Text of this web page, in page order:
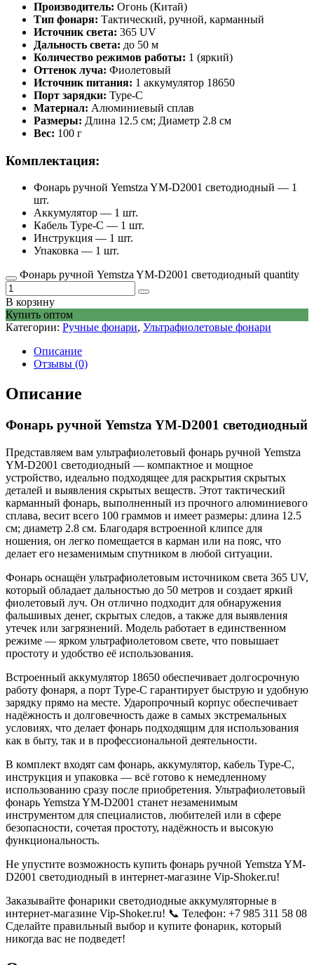
Производитель: Огонь (Китай)
Тип фонаря: Тактический, ручной, карманный
Источник света: 365 UV
Дальность света: до 50 м
Количество режимов работы: 1 (яркий)
Оттенок луча: Фиолетовый
Источник питания: 1 аккумулятор 18650
Порт зарядки: Type-C
Материал: Алюминиевый сплав
Размеры: Длина 12.5 см; Диаметр 2.8 см
Вес: 100 г
Комплектация:
Фонарь ручной Yemstza YM-D2001 светодиодный — 1
шт.
Аккумулятор — 1 шт.
Кабель Type-C — 1 шт.
Инструкция — 1 шт.
Упаковка — 1 шт.
Фонарь ручной Yemstza YM-D2001 светодиодный quantity
В корзину
Купить оптом
Категории: Ручные фонари, Ультрафиолетовые фонари
Описание
Отзывы (0)
Описание
Фонарь ручной Yemstza YM-D2001 светодиодный
Представляем вам ультрафиолетовый фонарь ручной Yemstza
YM-D2001 светодиодный — компактное и мощное
устройство, идеально подходящее для раскрытия скрытых
деталей и выявления скрытых веществ. Этот тактический
карманный фонарь, выполненный из прочного алюминиевого
сплава, весит всего 100 граммов и имеет размеры: длина 12.5
см; диаметр 2.8 см. Благодаря встроенной клипсе для
ношения, он легко помещается в карман или на пояс, что
делает его незаменимым спутником в любой ситуации.
Фонарь оснащён ультрафиолетовым источником света 365 UV,
который обладает дальностью до 50 метров и создает яркий
фиолетовый луч. Он отлично подходит для обнаружения
фальшивых денег, скрытых следов, а также для выявления
утечек или загрязнений. Модель работает в единственном
режиме — ярком ультрафиолетовом свете, что повышает
простоту и удобство её использования.
Встроенный аккумулятор 18650 обеспечивает долгосрочную
работу фонаря, а порт Type-C гарантирует быструю и удобную
зарядку прямо на месте. Ударопрочный корпус обеспечивает
надёжность и долговечность даже в самых экстремальных
условиях, что делает фонарь подходящим для использования
как в быту, так и в профессиональной деятельности.
В комплект входят сам фонарь, аккумулятор, кабель Type-C,
инструкция и упаковка — всё готово к немедленному
использованию сразу после приобретения. Ультрафиолетовый
фонарь Yemstza YM-D2001 станет незаменимым
инструментом для специалистов, любителей или в сфере
безопасности, сочетая простоту, надёжность и высокую
функциональность.
Не упустите возможность купить фонарь ручной Yemstza YM-
D2001 светодиодный в интернет-магазине Vip-Shoker.ru!
Заказывайте фонарики светодиодные аккумуляторные в
интернет-магазине Vip-Shoker.ru! 📞 Телефон: +7 985 311 58 08
Сделайте правильный выбор и купите фонарик, который
никогда вас не подведет!